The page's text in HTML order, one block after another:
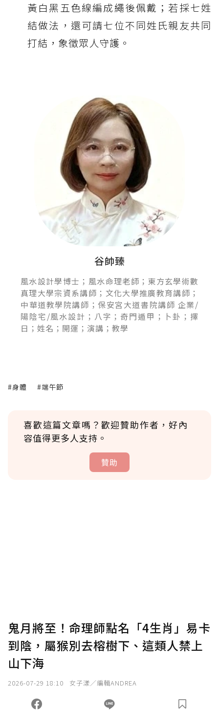
黃白黑五色線編成繩後佩戴；若採七姓
結做法，還可請七位不同姓氏親友共同
打結，象徵眾人守護。
谷帥臻
風水設計學博士；風水命理老師；東方玄學術數
真理大學宗資系講師；文化大學推廣教育講師；
中華道教學院講師；保安宮大道書院講師 企業/
陽陰宅/風水設計；八字；奇門遁甲；卜卦；擇
日；姓名；開運；演講；教學
#身體 #端午節
喜歡這篇文章嗎？歡迎贊助作者，好內
容值得更多人支持。
贊助
確認送出
您當前剩餘 U 利點數：0點；前往 購買點數
鬼月將至！命理師點名「4生肖」易卡
到陰，屬猴別去榕樹下、這類人禁上
山下海
2026-07-29 18:10 女子漾／編輯ANDREA